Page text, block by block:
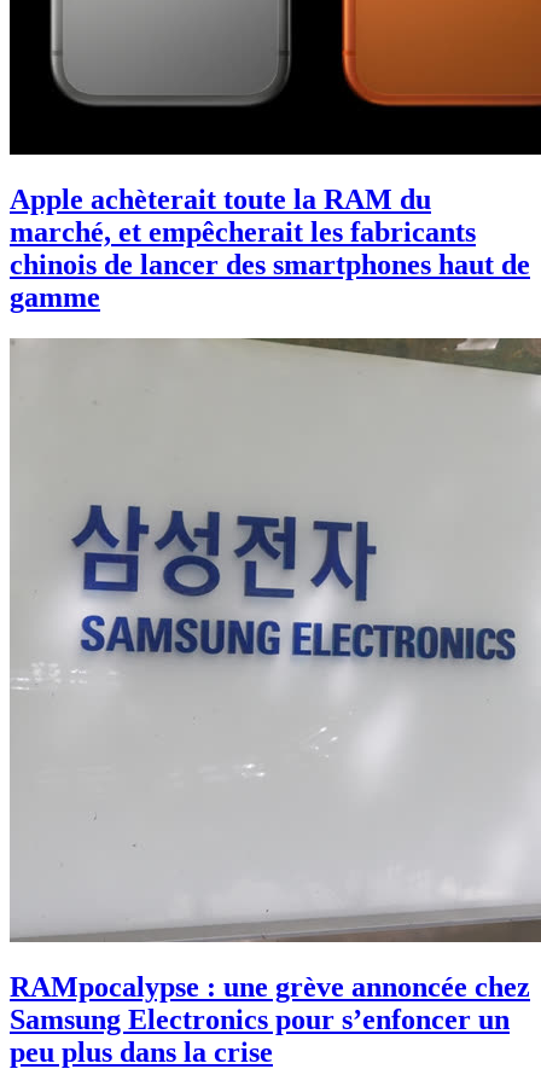
Apple achèterait toute la RAM du
marché, et empêcherait les fabricants
chinois de lancer des smartphones haut de
gamme
RAMpocalypse : une grève annoncée chez
Samsung Electronics pour s’enfoncer un
peu plus dans la crise